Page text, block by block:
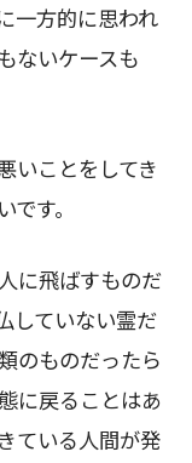
一方的に思われ
ないケースも
いことをしてき
す。
に飛ばすものだ
していない霊だ
のものだったら
に戻ることはあ
ている人間が発